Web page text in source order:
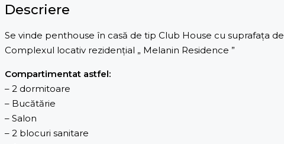
Descriere
Se vinde penthouse în casă de tip Club House cu suprafața de
Complexul locativ rezidențial „ Melanin Residence ”
Compartimentat astfel:
– 2 dormitoare
– Bucătărie
– Salon
– 2 blocuri sanitare